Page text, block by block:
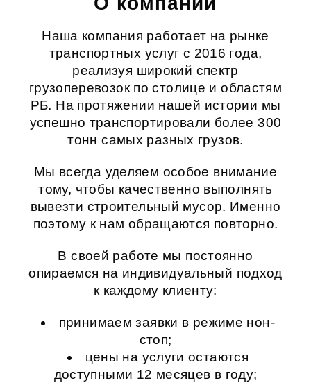
Наша компания работает на рынке
транспортных услуг с 2016 года,
реализуя широкий спектр
грузоперевозок по столице и областям
РБ. На протяжении нашей истории мы
успешно транспортировали более 300
тонн самых разных грузов.
Мы всегда уделяем особое внимание
тому, чтобы качественно выполнять
вывезти строительный мусор. Именно
поэтому к нам обращаются повторно.
В своей работе мы постоянно
опираемся на индивидуальный подход
к каждому клиенту:
принимаем заявки в режиме нон-
стоп;
цены на услуги остаются
доступными 12 месяцев в году;